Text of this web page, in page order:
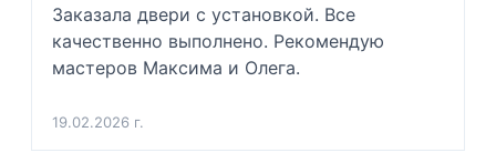
физике звуковой волны, напряжении
металлов и тех. процессе монтажа дверей
да и просто хороший человек)
Заказала двери с установкой. Все
качественно выполнено. Рекомендую
мастеров Максима и Олега.
19.02.2026 г.